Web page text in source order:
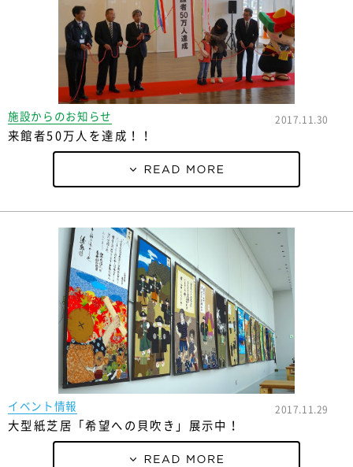
施設からのお知らせ 2017.11.30
来館者50万人を達成！！
イベント情報 2017.11.29
大型紙芝居「希望への貝吹き」展示中！